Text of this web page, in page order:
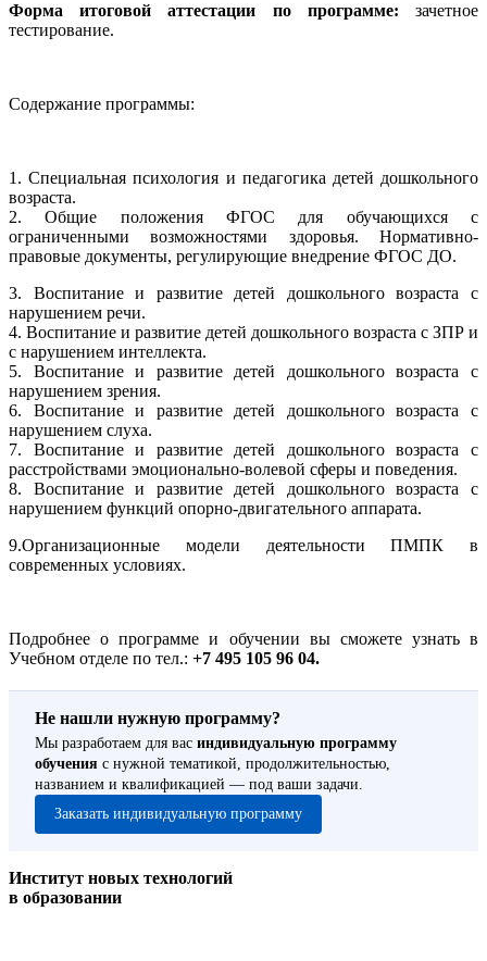
Форма итоговой аттестации по программе: зачетное
тестирование.
Содержание программы:
1. Специальная психология и педагогика детей дошкольного
возраста.
2. Общие положения ФГОС для обучающихся с
ограниченными возможностями здоровья. Нормативно-
правовые документы, регулирующие внедрение ФГОС ДО.
3. Воспитание и развитие детей дошкольного возраста с
нарушением речи.
4. Воспитание и развитие детей дошкольного возраста с ЗПР и
с нарушением интеллекта.
5. Воспитание и развитие детей дошкольного возраста с
нарушением зрения.
6. Воспитание и развитие детей дошкольного возраста с
нарушением слуха.
7. Воспитание и развитие детей дошкольного возраста с
расстройствами эмоционально-волевой сферы и поведения.
8. Воспитание и развитие детей дошкольного возраста с
нарушением функций опорно-двигательного аппарата.
9.Организационные модели деятельности ПМПК в
современных условиях.
Подробнее о программе и обучении вы сможете узнать в
Учебном отделе по тел.: +7 495 105 96 04.
Не нашли нужную программу?
Мы разработаем для вас индивидуальную программу
обучения с нужной тематикой, продолжительностью,
названием и квалификацией — под ваши задачи.
Заказать индивидуальную программу
Институт новых технологий
в образовании